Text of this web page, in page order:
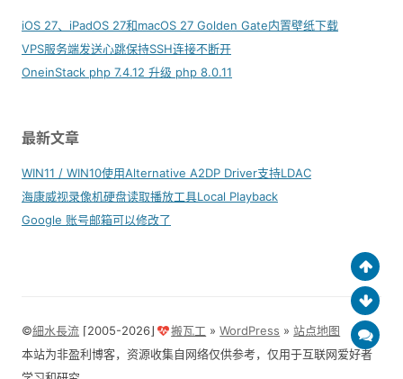
iOS 27、iPadOS 27和macOS 27 Golden Gate内置壁纸下载
VPS服务端发送心跳保持SSH连接不断开
OneinStack php 7.4.12 升级 php 8.0.11
最新文章
WIN11 / WIN10使用Alternative A2DP Driver支持LDAC
海康威视录像机硬盘读取播放工具Local Playback
Google 账号邮箱可以修改了
©細水長流 ⌈2005-2026⌋ 搬瓦工 »WordPress »站点地图
本站为非盈利博客，资源收集自网络仅供参考，仅用于互联网爱好者